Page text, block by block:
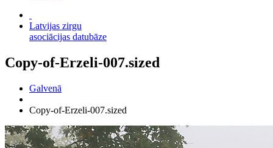
Latvijas zirgu
asociācijas datubāze
Copy-of-Erzeli-007.sized
Galvenā
Copy-of-Erzeli-007.sized